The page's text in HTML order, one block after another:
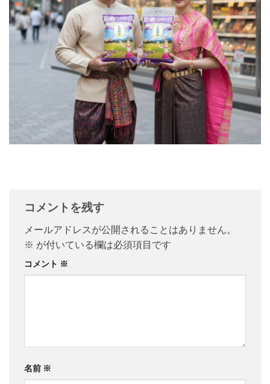
コメントを残す
メールアドレスが公開されることはありません。
※ が付いている欄は必須項目です
コメント ※
名前 ※